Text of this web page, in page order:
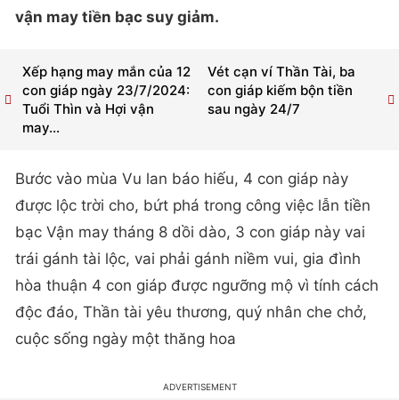
vận may tiền bạc suy giảm.
Vét cạn ví Thần Tài, ba
con giáp kiếm bộn tiền
sau ngày 24/7
Xếp hạng may mắn của 12
con giáp ngày 23/7/2024:
Tuổi Thìn và Hợi vận
may...
Bước vào mùa Vu lan báo hiếu, 4 con giáp này
được lộc trời cho, bứt phá trong công việc lẫn tiền
bạc Vận may tháng 8 dồi dào, 3 con giáp này vai
trái gánh tài lộc, vai phải gánh niềm vui, gia đình
hòa thuận 4 con giáp được ngưỡng mộ vì tính cách
độc đáo, Thần tài yêu thương, quý nhân che chở,
cuộc sống ngày một thăng hoa